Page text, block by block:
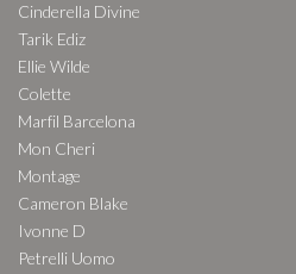
Cinderella Divine
Tarik Ediz
Ellie Wilde
Colette
Marfil Barcelona
Mon Cheri
Montage
Cameron Blake
Ivonne D
Petrelli Uomo